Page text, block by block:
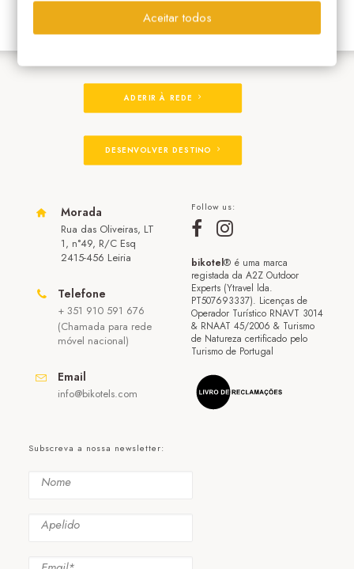
ADERIR À REDE
DESENVOLVER DESTINO
Morada
Rua das Oliveiras, LT
1, n°49, R/C Esq
2415-456 Leiria
Telefone
+ 351 910 591 676
(Chamada para rede
móvel nacional)
Email
info@bikotels.com
Follow us:
bikotel® é uma marca
registada da A2Z Outdoor
Experts (Ytravel lda.
PT507693337). Licenças de
Operador Turístico RNAVT 3014
& RNAAT 45/2006 & Turismo
de Natureza certificado pelo
Turismo de Portugal
Subscreva a nossa newsletter:
Aceitar todos